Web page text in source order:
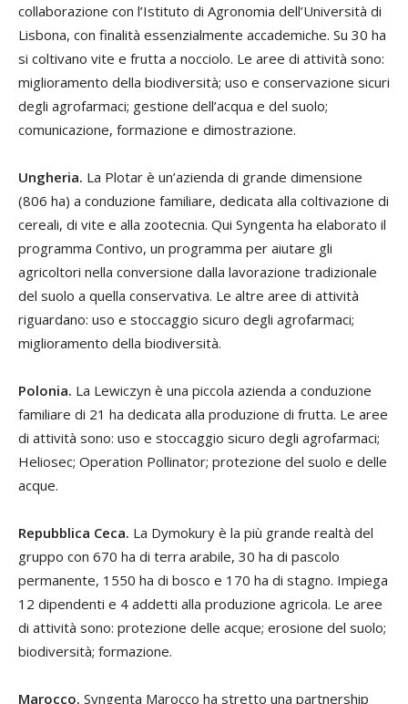
collaborazione con l’Istituto di Agronomia dell’Università di
Lisbona, con finalità essenzialmente accademiche. Su 30 ha
si coltivano vite e frutta a nocciolo. Le aree di attività sono:
miglioramento della biodiversità; uso e conservazione sicuri
degli agrofarmaci; gestione dell’acqua e del suolo;
comunicazione, formazione e dimostrazione.
Ungheria. La Plotar è un’azienda di grande dimensione
(806 ha) a conduzione familiare, dedicata alla coltivazione di
cereali, di vite e alla zootecnia. Qui Syngenta ha elaborato il
programma Contivo, un programma per aiutare gli
agricoltori nella conversione dalla lavorazione tradizionale
del suolo a quella conservativa. Le altre aree di attività
riguardano: uso e stoccaggio sicuro degli agrofarmaci;
miglioramento della biodiversità.
Polonia. La Lewiczyn è una piccola azienda a conduzione
familiare di 21 ha dedicata alla produzione di frutta. Le aree
di attività sono: uso e stoccaggio sicuro degli agrofarmaci;
Heliosec; Operation Pollinator; protezione del suolo e delle
acque.
Repubblica Ceca. La Dymokury è la più grande realtà del
gruppo con 670 ha di terra arabile, 30 ha di pascolo
permanente, 1550 ha di bosco e 170 ha di stagno. Impiega
12 dipendenti e 4 addetti alla produzione agricola. Le aree
di attività sono: protezione delle acque; erosione del suolo;
biodiversità; formazione.
Marocco. Syngenta Marocco ha stretto una partnership